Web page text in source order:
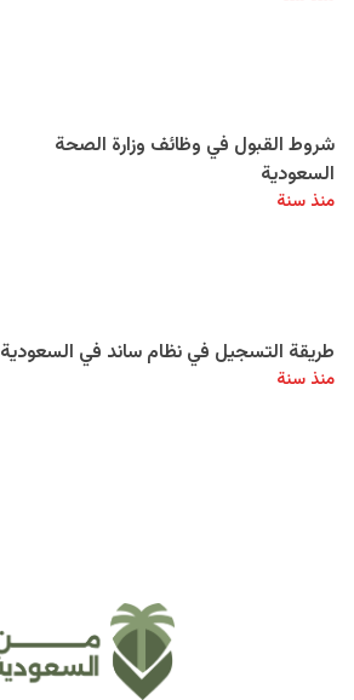
شروط القبول في وظائف وزارة الصحة
السعودية
منذ سنة
طريقة التسجيل في نظام ساند في السعودية
منذ سنة